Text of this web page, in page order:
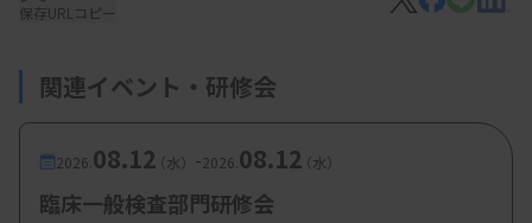
保存URLコピー
関連イベント・研修会
2026. 08.12（水） -2026. 08.12（水）
臨床一般検査部門研修会